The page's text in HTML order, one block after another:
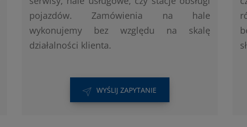
pojazdów. Zamówienia na hale
wykonujemy bez względu na skalę
działalności klienta.
WYŚLIJ ZAPYTANIE